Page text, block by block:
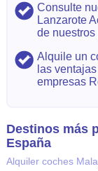
Consulte
Lanzarote
de
Alquile un
las
empresas
Destinos más
España
Alquiler coches